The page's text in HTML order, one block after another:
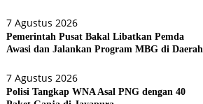
7 Agustus 2026
Pemerintah Pusat Bakal Libatkan Pemda
Awasi dan Jalankan Program MBG di Daerah
7 Agustus 2026
Polisi Tangkap WNA Asal PNG dengan 40